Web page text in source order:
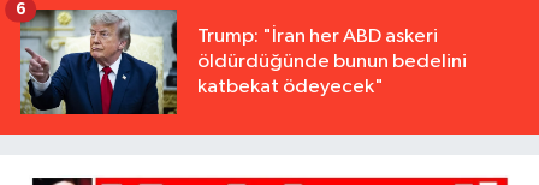
Trump: "İran her ABD askeri
öldürdüğünde bunun bedelini
katbekat ödeyecek"
6